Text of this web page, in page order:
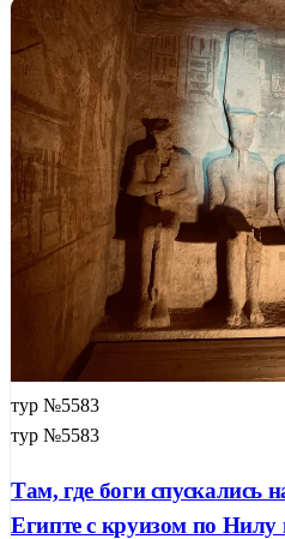
тур №5583
тур №5583
Там, где боги спускались
Египте с круизом по